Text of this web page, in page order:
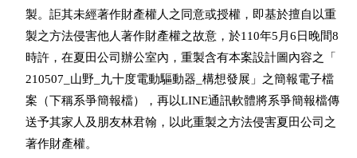
    製。詎其未經著作財產權人之同意或授權，即基於擅自以重
    製之方法侵害他人著作財產權之故意，於110年5月6日晚間8
    時許，在夏田公司辦公室內，重製含有本案設計圖內容之「
    210507_山野_九十度電動驅動器_構想發展」之簡報電子檔
    案（下稱系爭簡報檔），再以LINE通訊軟體將系爭簡報檔傳
    送予其家人及朋友林君翰，以此重製之方法侵害夏田公司之
    著作財產權。